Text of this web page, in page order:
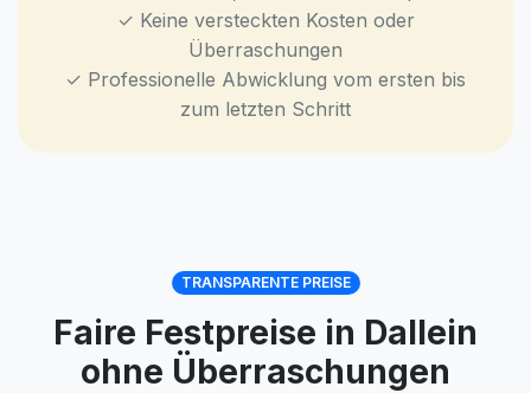
✓ Keine versteckten Kosten oder
Überraschungen
✓ Professionelle Abwicklung vom ersten bis
zum letzten Schritt
TRANSPARENTE PREISE
Faire Festpreise in Dallein
ohne Überraschungen